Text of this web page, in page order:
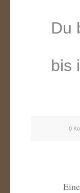
Du
bis
0